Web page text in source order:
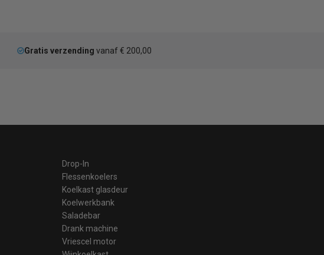
Gratis verzending vanaf € 200,00
Drop-In
Flessenkoelers
Koelkast glasdeur
Koelwerkbank
Saladebar
Drank machine
Vriescel motor